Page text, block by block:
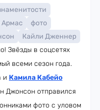
Армас
фото
Кайли Дженнер
Звёзды в соцсетях
всеми сезон года.
и Камила Кабейо
Джонсон отправился
фото с уловом